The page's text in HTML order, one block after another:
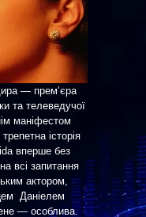
— прем’єра
та телеведучої
маніфестом
історія
вперше без
всі запитання
актором,
Даніелем
— особлива.